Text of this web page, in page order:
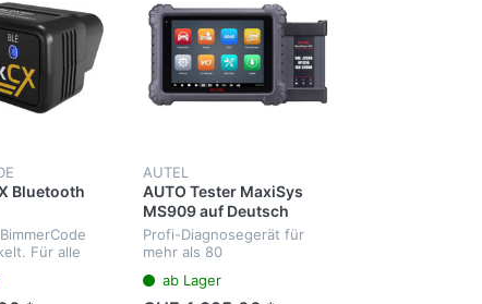
Bluetooth
Für alle
AUTEL
AUTO Tester MaxiSys
MS909 auf Deutsch
Profi-Diagnosegerät für
mehr als 80
aller Steuergeräte, Service-
ab Lager